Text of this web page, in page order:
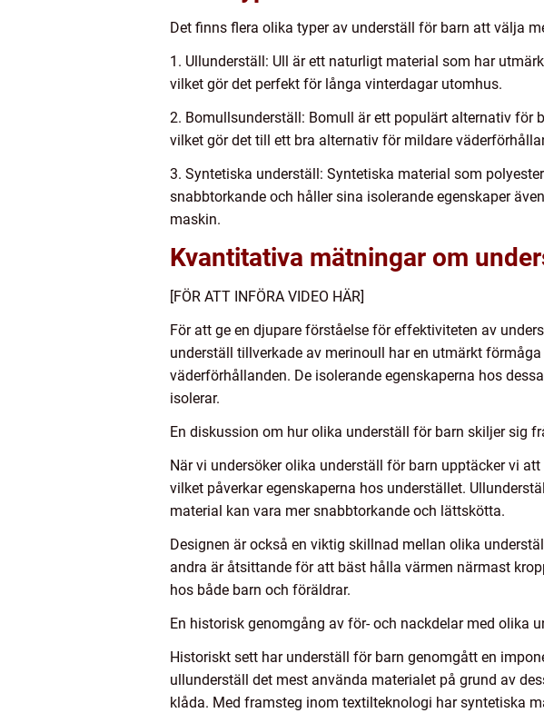
Det finns flera olika typer av underställ för barn att välja
1. Ullunderställ: Ull är ett naturligt material som har
vilket gör det perfekt för långa vinterdagar utomhus.
2. Bomullsunderställ: Bomull är ett populärt alternativ för
vilket gör det till ett bra alternativ för mildare
3. Syntetiska underställ: Syntetiska material som
snabbtorkande och håller sina isolerande egenskaper
maskin.
Kvantitativa mätningar om
[FÖR ATT INFÖRA VIDEO HÄR]
För att ge en djupare förståelse för effektiviteten av
underställ tillverkade av merinoull har en utmärkt
väderförhållanden. De isolerande egenskaperna hos
isolerar.
En diskussion om hur olika underställ för barn skiljer sig
När vi undersöker olika underställ för barn upptäcker vi
vilket påverkar egenskaperna hos understället.
material kan vara mer snabbtorkande och lättskötta.
Designen är också en viktig skillnad mellan olika
andra är åtsittande för att bäst hålla värmen närmast
hos både barn och föräldrar.
En historisk genomgång av för- och nackdelar med olika
Historiskt sett har underställ för barn genomgått en
ullunderställ det mest använda materialet på grund av
klåda. Med framsteg inom textilteknologi har syntetiska